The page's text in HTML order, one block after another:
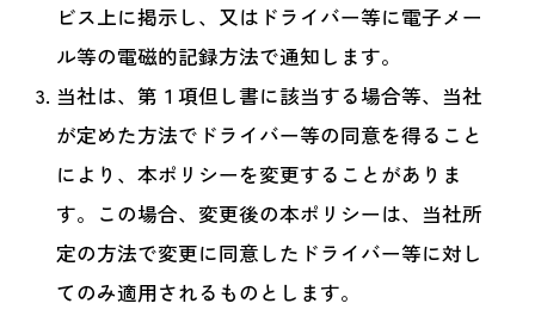
ビス上に掲示し、又はドライバー等に電子メー
ル等の電磁的記録方法で通知します。
当社は、第１項但し書に該当する場合等、当社
が定めた方法でドライバー等の同意を得ること
により、本ポリシーを変更することがありま
す。この場合、変更後の本ポリシーは、当社所
定の方法で変更に同意したドライバー等に対し
てのみ適用されるものとします。